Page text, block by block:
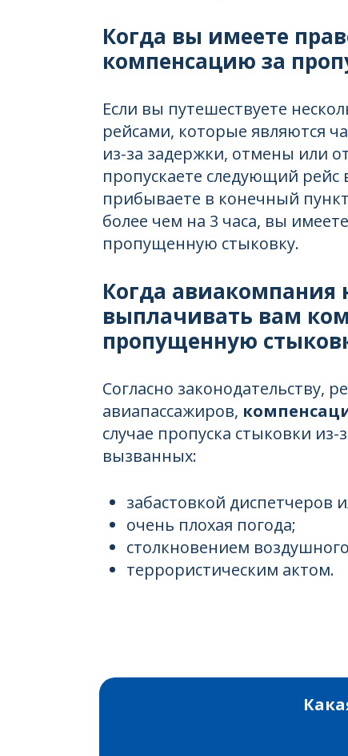
Когда вы имеете
компенсацию за
Если вы путешествуете
рейсами, которые являются
из-за задержки, отмены или
пропускаете следующий
прибываете в конечный
более чем на 3 часа, вы
пропущенную стыковку.
Когда авиакомпания
выплачивать вам
пропущенную
Согласно законодательству,
авиапассажиров,
случае пропуска стыковки
вызванных:
забастовкой диспетчеров
очень плохая погода;
столкновением
террористическим актом.